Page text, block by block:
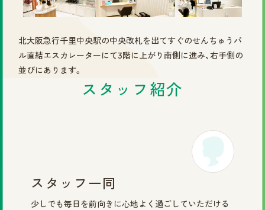
北大阪急行千里中央駅の中央改札を出てすぐのせんちゅうパ
ル直結エスカレーターにて3階に上がり南側に進み、右手側の
並びにあります。
スタッフ紹介
スタッフ一同
少しでも毎日を前向きに心地よく過ごしていただける